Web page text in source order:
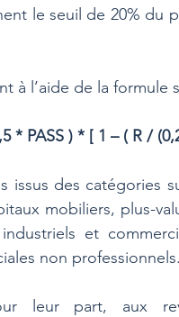
le seuil de 20% du
à l’aide de la formule
* PASS ) * [ 1 – ( R /
issus des catégories
mobiliers, plus-
et
non professionnels.
leur part, aux